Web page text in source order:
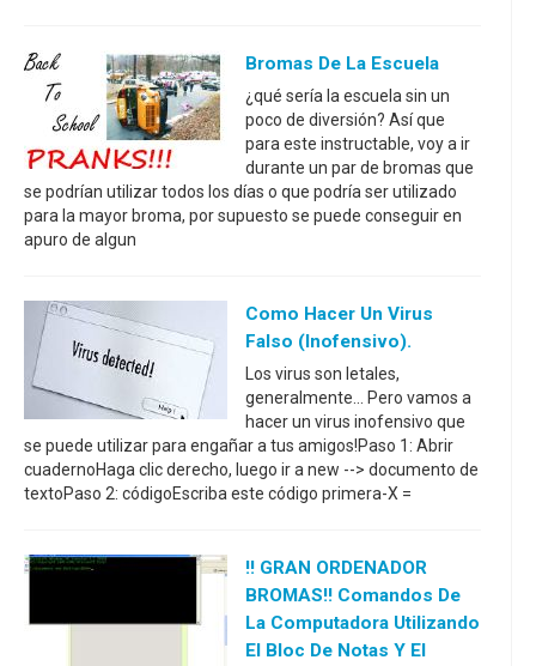
Bromas De La Escuela
¿qué sería la escuela sin un
poco de diversión? Así que
para este instructable, voy a ir
durante un par de bromas que
se podrían utilizar todos los días o que podría ser utilizado
para la mayor broma, por supuesto se puede conseguir en
apuro de algun
Como Hacer Un Virus
Falso (inofensivo).
Los virus son letales,
generalmente... Pero vamos a
hacer un virus inofensivo que
se puede utilizar para engañar a tus amigos!Paso 1: Abrir
cuadernoHaga clic derecho, luego ir a new --> documento de
textoPaso 2: códigoEscriba este código primera-X =
!! GRAN ORDENADOR
BROMAS!! Comandos De
La Computadora Utilizando
El Bloc De Notas Y El